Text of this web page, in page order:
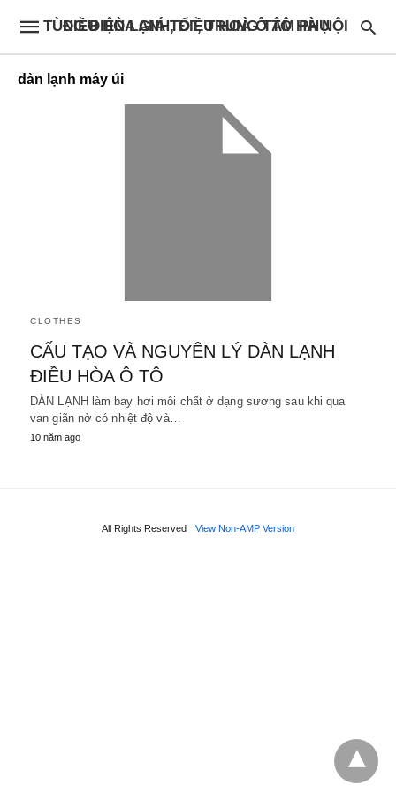
ĐIỀU HÒA GIÁ TỐT, TRUNG TÂM PHỤ TÙNG ĐIỆN LẠNH, ĐIỀU HOÀ Ô TÔ HÀ NỘI
dàn lạnh máy ủi
CLOTHES
CẤU TẠO VÀ NGUYÊN LÝ DÀN LẠNH
ĐIỀU HÒA Ô TÔ
DÀN LẠNH làm bay hơi môi chất ở dạng sương sau khi qua
van giãn nở có nhiệt độ và…
10 năm ago
All Rights Reserved View Non-AMP Version